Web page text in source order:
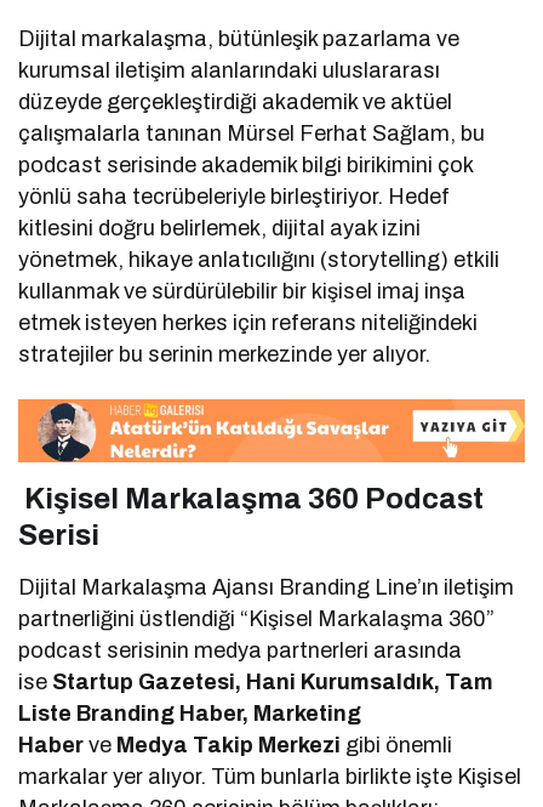
Dijital markalaşma, bütünleşik pazarlama ve
kurumsal iletişim alanlarındaki uluslararası
düzeyde gerçekleştirdiği akademik ve aktüel
çalışmalarla tanınan Mürsel Ferhat Sağlam, bu
podcast serisinde akademik bilgi birikimini çok
yönlü saha tecrübeleriyle birleştiriyor. Hedef
kitlesini doğru belirlemek, dijital ayak izini
yönetmek, hikaye anlatıcılığını (storytelling) etkili
kullanmak ve sürdürülebilir bir kişisel imaj inşa
etmek isteyen herkes için referans niteliğindeki
stratejiler bu serinin merkezinde yer alıyor.
Kişisel Markalaşma 360 Podcast
Serisi
Dijital Markalaşma Ajansı Branding Line’ın iletişim
partnerliğini üstlendiği “Kişisel Markalaşma 360”
podcast serisinin medya partnerleri arasında
ise Startup Gazetesi, Hani Kurumsaldık, Tam
Liste Branding Haber, Marketing
Haber ve Medya Takip Merkezi gibi önemli
markalar yer alıyor. Tüm bunlarla birlikte işte Kişisel